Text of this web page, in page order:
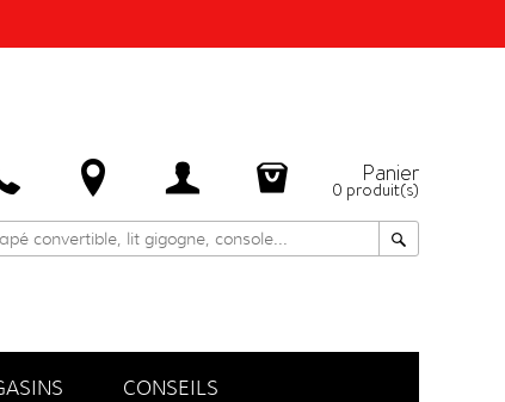
Panier
0 produit(s)
CONSEILS